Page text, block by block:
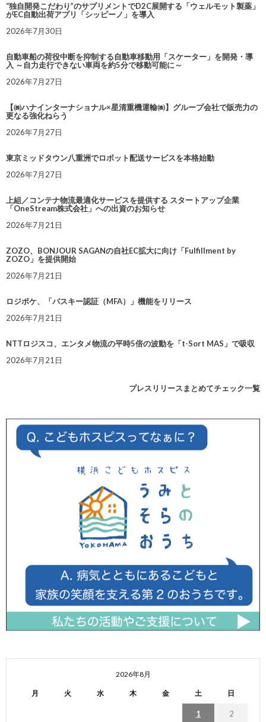
“独自開発こだわり”のサプリメントでD2C展開する「ウェルモット製薬」
がEC自動出荷アプリ「シッピーノ」を導入
2026年7月30日
自動車船の荷役中断を抑制する自動車移動用「スケーター」を開発・導
入 ～自力走行できない車両を約5分で移動可能に～
2026年7月27日
【㈱ハナインターナショナル×星清重機運輸㈱】グループ会社で販売力の
更なる強化ねらう
2026年7月27日
東京ミッドタウン八重洲でロボット配送サービスを本格始動
2026年7月27日
上組／コンテナ物流最適化サービスを提供する スタートアップ企業
「OneStream株式会社」への出資のお知らせ
2026年7月21日
ZOZO、BONJOUR SAGANの自社EC拡大に向け「Fulfillment by
ZOZO」を提供開始
2026年7月21日
ロジポケ、「パスキー認証（MFA）」機能をリリース
2026年7月21日
NTTロジスコ、エンタメ物流の平時5倍の波動を「t-Sort MAS」で吸収
2026年7月21日
プレスリリースまとめてチェック一覧
2026年8月
月 火 水 木 金 土 日
1 2